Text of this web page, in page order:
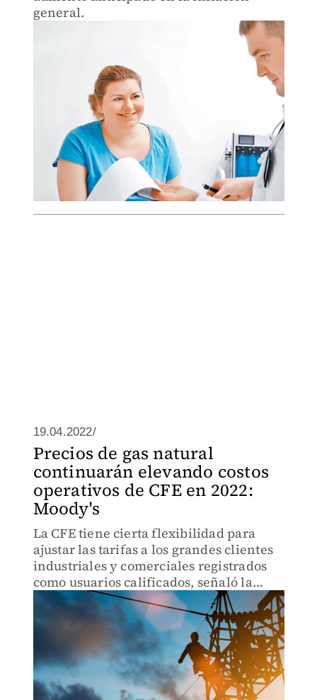
general.
19.04.2022/
Precios de gas natural
continuarán elevando costos
operativos de CFE en 2022:
Moody's
La CFE tiene cierta flexibilidad para
ajustar las tarifas a los grandes clientes
industriales y comerciales registrados
como usuarios calificados, señaló la
agencia calificadora Moody's Investors
Service.